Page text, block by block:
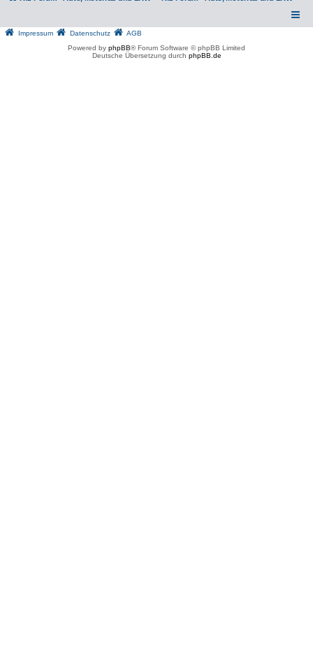
Impressum Datenschutz
AGB
Powered by phpBB® Forum Software © phpBB Limited
Deutsche Übersetzung durch phpBB.de